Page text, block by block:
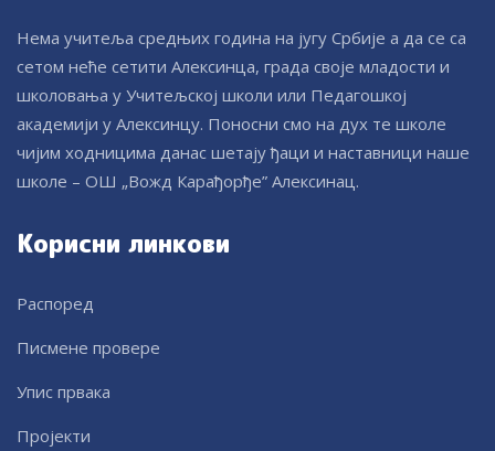
Нема учитеља средњих година на југу Србије а да се са
сетом неће сетити Алексинца, града своје младости и
школовања у Учитељској школи или Педагошкој
академији у Алексинцу. Поносни смо на дух те школе
чијим ходницима данас шетају ђаци и наставници наше
школе – ОШ „Вожд Карађорђе” Алексинац.
Корисни линкови
Распоред
Писмене провере
Упис првака
Пројекти